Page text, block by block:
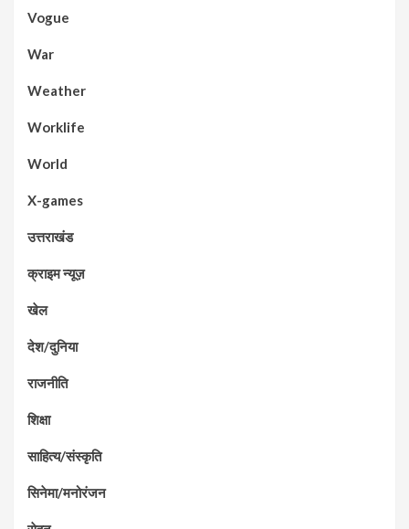
Vogue
War
Weather
Worklife
World
X-games
उत्तराखंड
क्राइम न्यूज़
खेल
देश/दुनिया
राजनीति
शिक्षा
साहित्य/संस्कृति
सिनेमा/मनोरंजन